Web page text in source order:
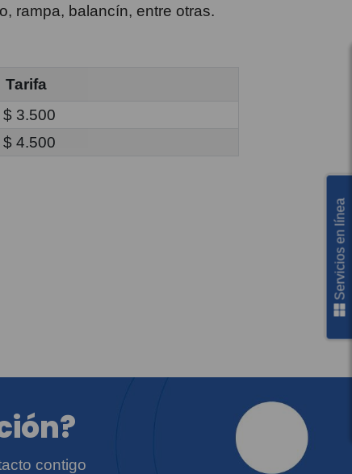
rampa, balancín, entre otras.
Tarifa
$ 3.500
$ 4.500
contigo
Servicios en línea